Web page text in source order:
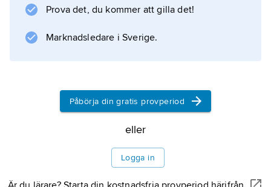
Musique nègre
(’Svart musik’, 1933). I romanen
Apothéoses
Prova det, du kommer att gilla det!
Marknadsledare i Sverige.
Påbörja din gratis provperiod
eller
Logga in